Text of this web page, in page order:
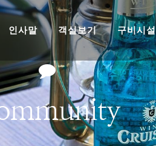
인사말 객실보기 구비시설